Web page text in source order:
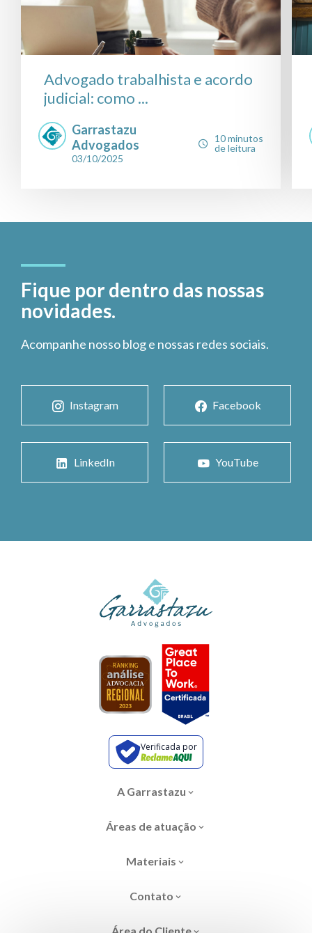
Advogado trabalhista e acordo
judicial: como ...
Garrastazu
Advogados
03/10/2025
10 minutos
de leitura
Fique por dentro das nossas
novidades.
Acompanhe nosso blog e nossas redes sociais.
Instagram Facebook
LinkedIn YouTube
Verificada por
A Garrastazu
Áreas de atuação
Materiais
Contato